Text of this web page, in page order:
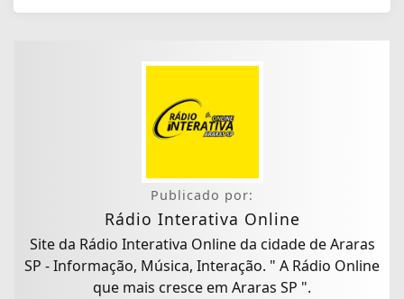
Publicado por:
Rádio Interativa Online
Site da Rádio Interativa Online da cidade de Araras
SP - Informação, Música, Interação. " A Rádio Online
que mais cresce em Araras SP ".